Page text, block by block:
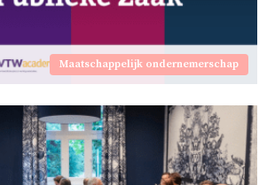
Maatschappelijk ondernemerschap